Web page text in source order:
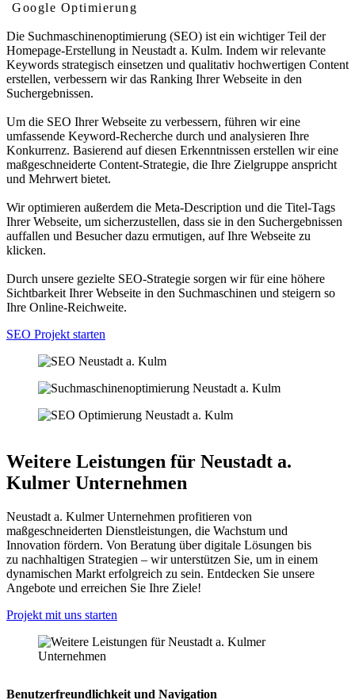
Google Optimierung
Die Suchmaschinenoptimierung (SEO) ist ein wichtiger Teil der
Homepage-Erstellung in Neustadt a. Kulm. Indem wir relevante
Keywords strategisch einsetzen und qualitativ hochwertigen Content
erstellen, verbessern wir das Ranking Ihrer Webseite in den
Suchergebnissen.
Um die SEO Ihrer Webseite zu verbessern, führen wir eine
umfassende Keyword-Recherche durch und analysieren Ihre
Konkurrenz. Basierend auf diesen Erkenntnissen erstellen wir eine
maßgeschneiderte Content-Strategie, die Ihre Zielgruppe anspricht
und Mehrwert bietet.
Wir optimieren außerdem die Meta-Description und die Titel-Tags
Ihrer Webseite, um sicherzustellen, dass sie in den Suchergebnissen
auffallen und Besucher dazu ermutigen, auf Ihre Webseite zu
klicken.
Durch unsere gezielte SEO-Strategie sorgen wir für eine höhere
Sichtbarkeit Ihrer Webseite in den Suchmaschinen und steigern so
Ihre Online-Reichweite.
SEO Projekt starten
Weitere Leistungen für Neustadt a.
Kulmer Unternehmen
Neustadt a. Kulmer Unternehmen profitieren von
maßgeschneiderten Dienstleistungen, die Wachstum und
Innovation fördern. Von Beratung über digitale Lösungen bis
zu nachhaltigen Strategien – wir unterstützen Sie, um in einem
dynamischen Markt erfolgreich zu sein. Entdecken Sie unsere
Angebote und erreichen Sie Ihre Ziele!
Projekt mit uns starten
Benutzerfreundlichkeit und Navigation